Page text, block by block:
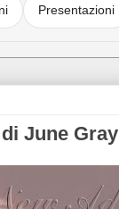
Presentazioni
June Gray